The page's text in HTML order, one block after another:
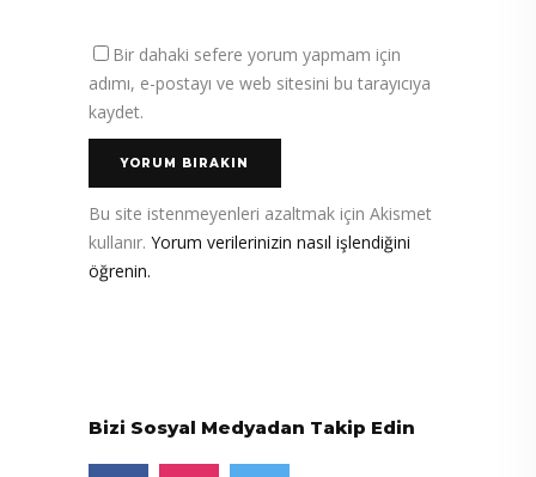
Bir dahaki sefere yorum yapmam için
adımı, e-postayı ve web sitesini bu tarayıcıya
kaydet.
Bu site istenmeyenleri azaltmak için Akismet
kullanır. Yorum verilerinizin nasıl işlendiğini
öğrenin.
Bizi Sosyal Medyadan Takip Edin